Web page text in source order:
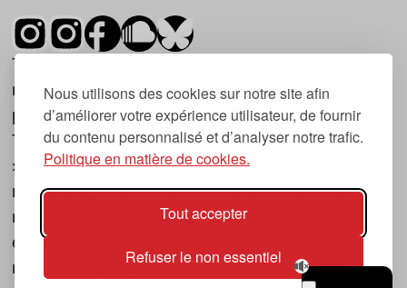
Nous utilisons des cookies sur notre site afin
d’améliorer votre expérience utilisateur, de fournir
du contenu personnalisé et d’analyser notre trafic.
Politique en matière de cookies.
Tout accepter
Refuser le non essentiel
Tsugi est un mensuel indépendant sur la
musique et les nouvelles tendances, dont la
première parution date de 2007.
Tsugi en japonais signifie « prochain », « suivant
», ce qui correspond à la thématique du
magazine, à l’affût des nouvelles tendances
musicales, qu’elles viennent de la musique
électronique, du rock ou du hip hop, et des
nouveaux phénomènes de société liés à la